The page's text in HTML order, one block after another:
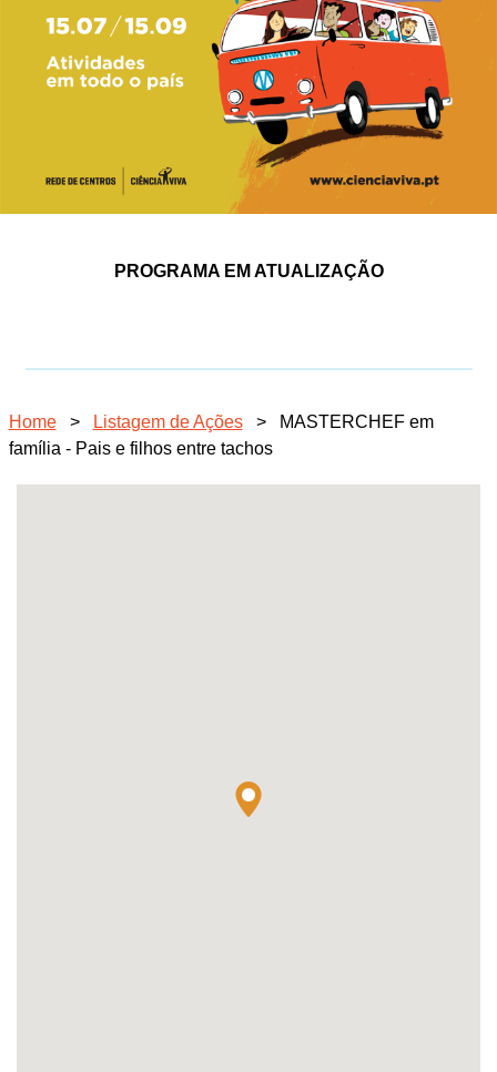
PROGRAMA EM ATUALIZAÇÃO
Home > Listagem de Ações >
MASTERCHEF em
família - Pais e filhos entre tachos